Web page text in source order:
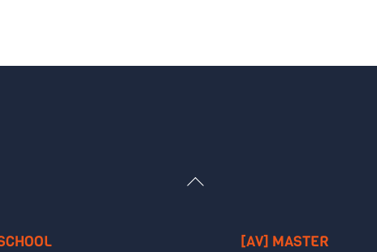
Back
[AV] MASTER